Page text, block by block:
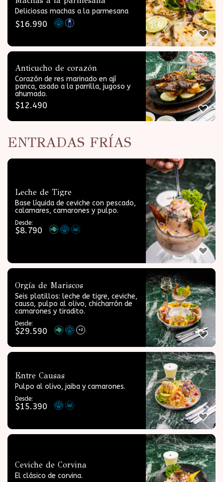
Deliciosas machas a la parmesana
$16.990
Anticucho de corazón
Corazón de res marinado en ají
panca, asado a la parrilla, jugoso y
ahumado.
$12.490
ENTRADAS FRÍAS
Leche de Tigre
Base líquida de ceviche con pescado,
calamares, camarones y pulpo.
Desde:
$8.790
Orgía de Mariscos
Seis platillos: leche de tigre, ceviche,
causa, pulpo al olivo, chicharrón de
camarones y tiradito.
Desde:
$29.590 +2
Entre Causas
Pulpo al olivo, jaiba y camarones.
Desde:
$15.390
Ceviche de Corvina
El clásico de corvina.